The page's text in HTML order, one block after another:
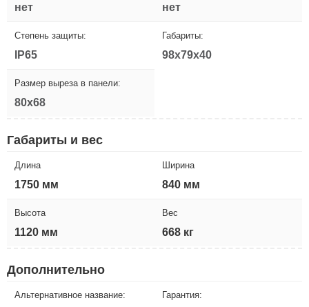
нет нет
Степень защиты:
IP65
Габариты:
98x79x40
Размер выреза в панели:
80x68
Габариты и вес
Длина
1750 мм
Ширина
840 мм
Высота
1120 мм
Вес
668 кг
Дополнительно
Альтернативное название: Гарантия: